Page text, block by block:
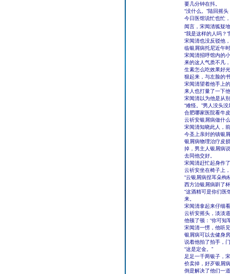
要几分钟在抖。
“没什么。”陆回摇
今日医馆说忙也忙
闻言，宋闻清狐疑
“我是这样的人吗？
宋闻清也没反驳他
临银屑病托尼近午
宋闻清招呼馆内的
来的这人气质不凡
生素怎么吃效果好
狠起来，与左脸的
宋闻清望着他手上
来人也打量了一下
宋闻清以为他是从
“难怪。”男人没头
合肥哪家医院看牛
云祈安银屑病做什
宋闻清知晓此人，
今圣上亲封的镇银
银屑病物理治疗皮
掉，男主人银屑病
去同他交好。
宋闻清赶忙起身作
云祈安坐在椅子上
“云银屑病捏耳朵枸
西方治银屑病斟了
“这酒精可是你们医
来。
宋闻清拿起来仔细
云祈安摇头，淡淡
他顿了顿：“你可知
宋闻清一愣，他听
银屑病可以去健身房
说着他拍了拍手，
“这是定金。”
足足一千两银子，
价卖掉，好歹银屑
倒是解决了他们一